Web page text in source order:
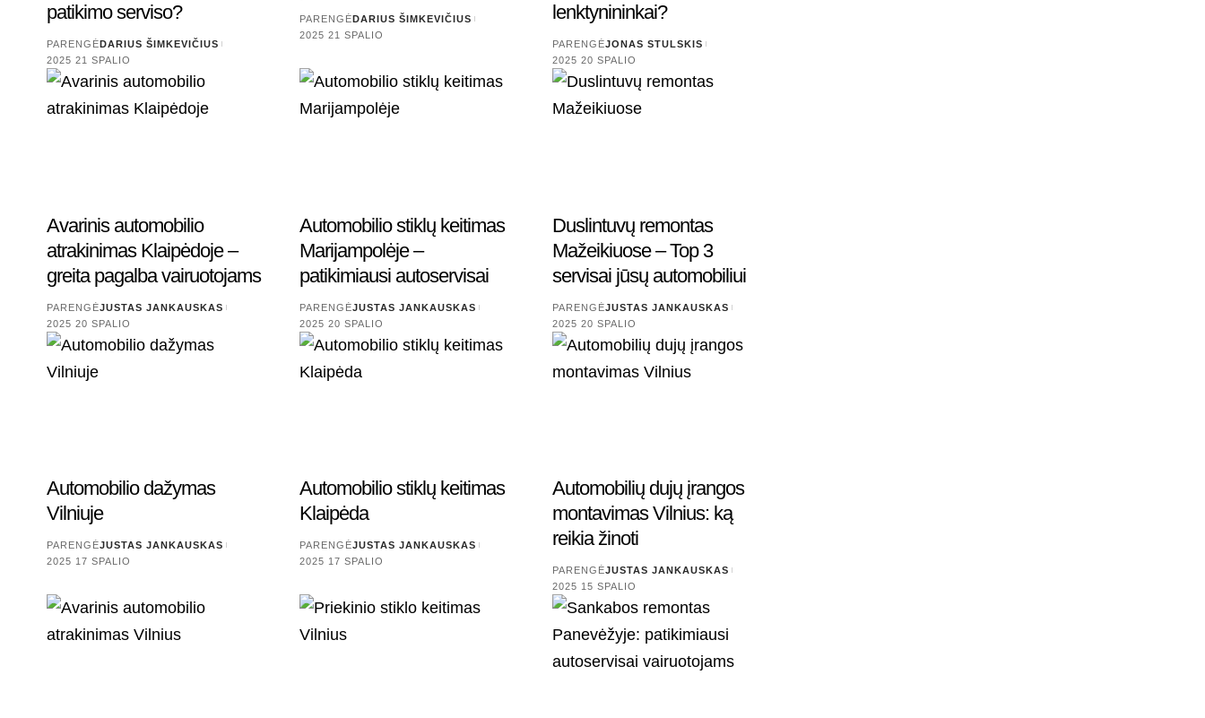
patikimo serviso?
PARENGĖ DARIUS ŠIMKEVIČIUS
2025 21 SPALIO
PARENGĖ DARIUS ŠIMKEVIČIUS
2025 21 SPALIO
lenktynininkai?
PARENGĖJONAS STULSKIS
2025 20 SPALIO
Avarinis automobilio
atrakinimas Klaipėdoje –
greita pagalba vairuotojams
PARENGĖJUSTAS JANKAUSKAS
2025 20 SPALIO
Automobilio stiklų keitimas
Marijampolėje –
patikimiausi autoservisai
PARENGĖJUSTAS JANKAUSKAS
2025 20 SPALIO
Duslintuvų remontas
Mažeikiuose – Top 3
servisai jūsų automobiliui
PARENGĖJUSTAS JANKAUSKAS
2025 20 SPALIO
Automobilio dažymas
Vilniuje
PARENGĖJUSTAS JANKAUSKAS
2025 17 SPALIO
Automobilio stiklų keitimas
Klaipėda
PARENGĖJUSTAS JANKAUSKAS
2025 17 SPALIO
Automobilių dujų įrangos
montavimas Vilnius: ką
reikia žinoti
PARENGĖJUSTAS JANKAUSKAS
2025 15 SPALIO